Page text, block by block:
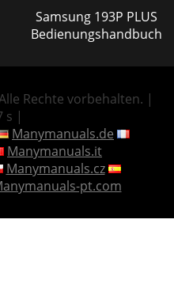
Samsung 193P PLUS
Bedienungshandbuch
Rechte vorbehalten. |
s |
Manymanuals.de
Manymanuals.it
Manymanuals.cz
pt.com